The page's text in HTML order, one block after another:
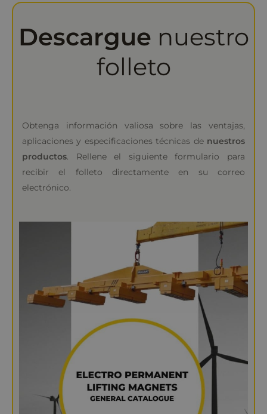
Descargue nuestro
folleto
Obtenga información valiosa sobre las ventajas,
aplicaciones y especificaciones técnicas de nuestros
productos. Rellene el siguiente formulario para
recibir el folleto directamente en su correo
electrónico.